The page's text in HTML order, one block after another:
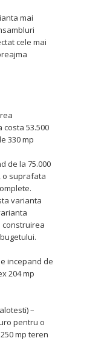
mai
cele mai
costa 53.500
330 mp
de la 75.000
o suprafata
varianta
construirea
incepand de
204 mp
–
pentru o
mp teren